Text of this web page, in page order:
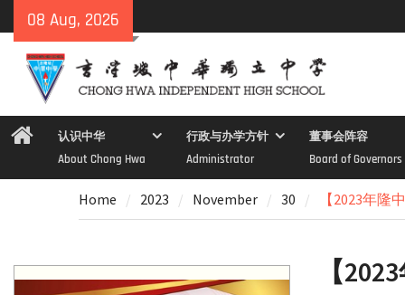
to
content
08 Aug, 2026
Home认识中华
About Chong Hwa
行政与办学方针
Administrator
董事会阵容
Board of Governors
Home 2023 November 30 【2023年
【